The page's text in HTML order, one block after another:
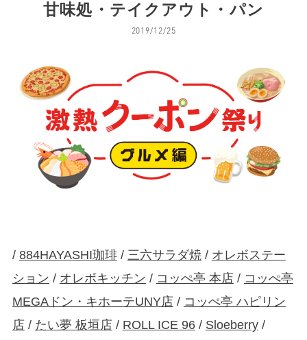
甘味処・テイクアウト・パン
2019/12/25
/ 884HAYASHI珈琲/ 三六サラダ焼 / オレボステー
ション / オレボキッチン / コッぺ亭 本店/ コッぺ亭
MEGAドン・キホーテUNY店/ コッぺ亭 ハピリン
店/ たい夢 板垣店/ ROLL ICE 96/ Sloeberry/